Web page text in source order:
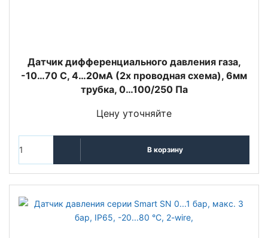
Датчик дифференциального давления газа,
-10…70 С, 4…20мА (2х проводная схема), 6мм
трубка, 0…100/250 Па
Цену уточняйте
В корзину